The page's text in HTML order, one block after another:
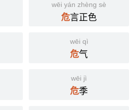
wēi yán zhèng sè
危言正色
wēi qì
危气
wēi jì
危季